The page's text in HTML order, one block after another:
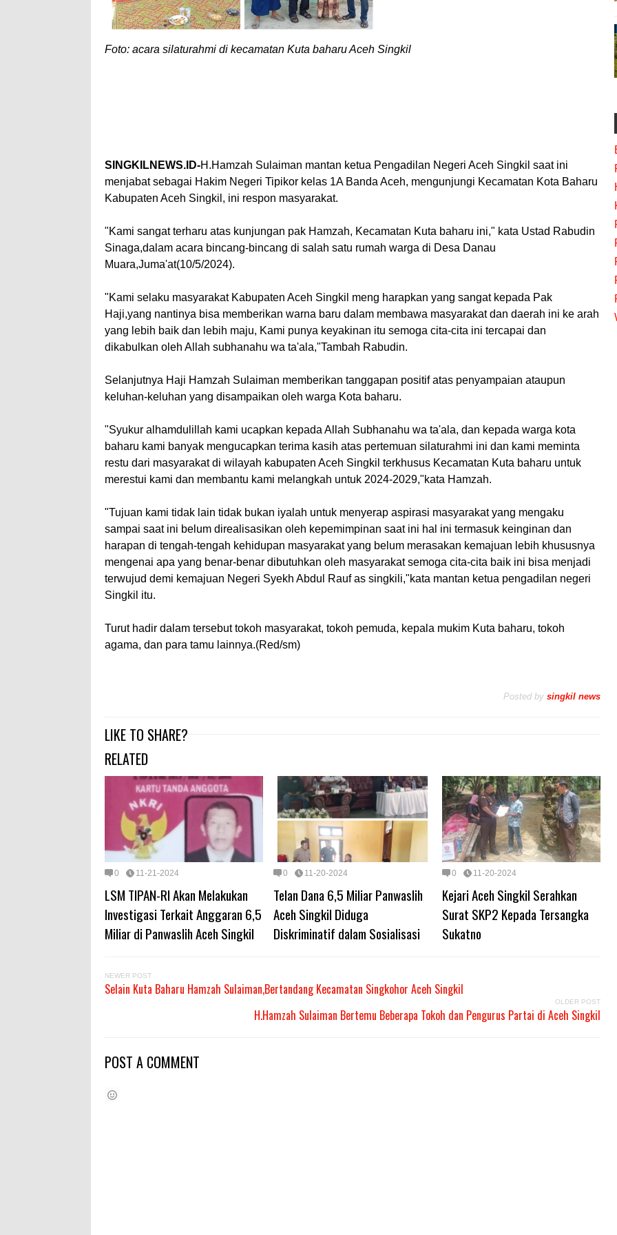
Foto: acara silaturahmi di kecamatan Kuta baharu Aceh Singkil
SINGKILNEWS.ID-H.Hamzah Sulaiman mantan ketua Pengadilan Negeri Aceh Singkil saat ini
menjabat sebagai Hakim Negeri Tipikor kelas 1A Banda Aceh, mengunjungi Kecamatan Kota Baharu
Kabupaten Aceh Singkil, ini respon masyarakat.
"Kami sangat terharu atas kunjungan pak Hamzah, Kecamatan Kuta baharu ini," kata Ustad Rabudin
Sinaga,dalam acara bincang-bincang di salah satu rumah warga di Desa Danau
Muara,Juma'at(10/5/2024).
"Kami selaku masyarakat Kabupaten Aceh Singkil meng harapkan yang sangat kepada Pak
Haji,yang nantinya bisa memberikan warna baru dalam membawa masyarakat dan daerah ini ke arah
yang lebih baik dan lebih maju, Kami punya keyakinan itu semoga cita-cita ini tercapai dan
dikabulkan oleh Allah subhanahu wa ta'ala,"Tambah Rabudin.
Selanjutnya Haji Hamzah Sulaiman memberikan tanggapan positif atas penyampaian ataupun
keluhan-keluhan yang disampaikan oleh warga Kota baharu.
"Syukur alhamdulillah kami ucapkan kepada Allah Subhanahu wa ta'ala, dan kepada warga kota
baharu kami banyak mengucapkan terima kasih atas pertemuan silaturahmi ini dan kami meminta
restu dari masyarakat di wilayah kabupaten Aceh Singkil terkhusus Kecamatan Kuta baharu untuk
merestui kami dan membantu kami melangkah untuk 2024-2029,"kata Hamzah.
"Tujuan kami tidak lain tidak bukan iyalah untuk menyerap aspirasi masyarakat yang mengaku
sampai saat ini belum direalisasikan oleh kepemimpinan saat ini hal ini termasuk keinginan dan
harapan di tengah-tengah kehidupan masyarakat yang belum merasakan kemajuan lebih khususnya
mengenai apa yang benar-benar dibutuhkan oleh masyarakat semoga cita-cita baik ini bisa menjadi
terwujud demi kemajuan Negeri Syekh Abdul Rauf as singkili,"kata mantan ketua pengadilan negeri
Singkil itu.
Turut hadir dalam tersebut tokoh masyarakat, tokoh pemuda, kepala mukim Kuta baharu, tokoh
agama, dan para tamu lainnya.(Red/sm)
Posted by singkil news
LIKE TO SHARE?
RELATED
0 11-21-2024
LSM TIPAN-RI Akan Melakukan
Investigasi Terkait Anggaran 6,5
Miliar di Panwaslih Aceh Singkil
0 11-20-2024
Telan Dana 6,5 Miliar Panwaslih
Aceh Singkil Diduga
Diskriminatif dalam Sosialisasi
0 11-20-2024
Kejari Aceh Singkil Serahkan
Surat SKP2 Kepada Tersangka
Sukatno
NEWER POST
Selain Kuta Baharu Hamzah Sulaiman,Bertandang Kecamatan Singkohor Aceh Singkil
OLDER POST
H.Hamzah Sulaiman Bertemu Beberapa Tokoh dan Pengurus Partai di Aceh Singkil
POST A COMMENT